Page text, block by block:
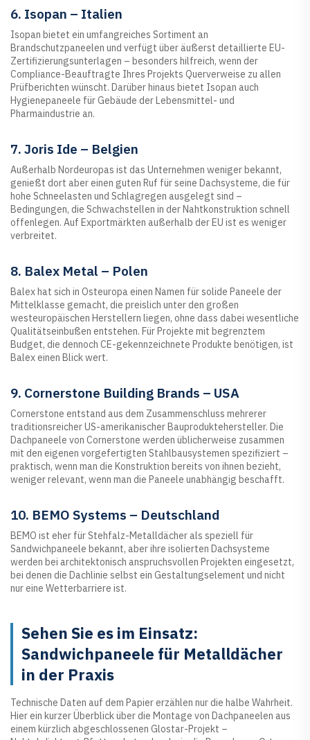
6. Isopan – Italien
Isopan bietet ein umfangreiches Sortiment an
Brandschutzpaneelen und verfügt über äußerst detaillierte EU-
Zertifizierungsunterlagen – besonders hilfreich, wenn der
Compliance-Beauftragte Ihres Projekts Querverweise zu allen
Prüfberichten wünscht. Darüber hinaus bietet Isopan auch
Hygienepaneele für Gebäude der Lebensmittel- und
Pharmaindustrie an.
7. Joris Ide – Belgien
Außerhalb Nordeuropas ist das Unternehmen weniger bekannt,
genießt dort aber einen guten Ruf für seine Dachsysteme, die für
hohe Schneelasten und Schlagregen ausgelegt sind –
Bedingungen, die Schwachstellen in der Nahtkonstruktion schnell
offenlegen. Auf Exportmärkten außerhalb der EU ist es weniger
verbreitet.
8. Balex Metal – Polen
Balex hat sich in Osteuropa einen Namen für solide Paneele der
Mittelklasse gemacht, die preislich unter den großen
westeuropäischen Herstellern liegen, ohne dass dabei wesentliche
Qualitätseinbußen entstehen. Für Projekte mit begrenztem
Budget, die dennoch CE-gekennzeichnete Produkte benötigen, ist
Balex einen Blick wert.
9. Cornerstone Building Brands – USA
Cornerstone entstand aus dem Zusammenschluss mehrerer
traditionsreicher US-amerikanischer Bauproduktehersteller. Die
Dachpaneele von Cornerstone werden üblicherweise zusammen
mit den eigenen vorgefertigten Stahlbausystemen spezifiziert –
praktisch, wenn man die Konstruktion bereits von ihnen bezieht,
weniger relevant, wenn man die Paneele unabhängig beschafft.
10. BEMO Systems – Deutschland
BEMO ist eher für Stehfalz-Metalldächer als speziell für
Sandwichpaneele bekannt, aber ihre isolierten Dachsysteme
werden bei architektonisch anspruchsvollen Projekten eingesetzt,
bei denen die Dachlinie selbst ein Gestaltungselement und nicht
nur eine Wetterbarriere ist.
Sehen Sie es im Einsatz:
Sandwichpaneele für Metalldächer
in der Praxis
Technische Daten auf dem Papier erzählen nur die halbe Wahrheit.
Hier ein kurzer Überblick über die Montage von Dachpaneelen aus
einem kürzlich abgeschlossenen Glostar-Projekt –